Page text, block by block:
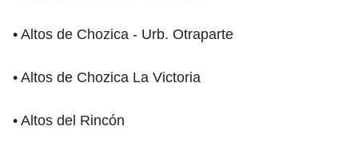
• Altos de Chozica - Urb. Otraparte
• Altos de Chozica La Victoria
• Altos del Rincón